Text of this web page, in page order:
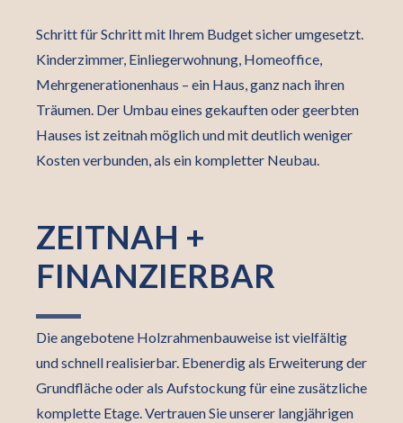
Schritt für Schritt mit Ihrem Budget sicher umgesetzt.
Kinderzimmer, Einliegerwohnung, Homeoffice,
Mehrgenerationenhaus – ein Haus, ganz nach ihren
Träumen. Der Umbau eines gekauften oder geerbten
Hauses ist zeitnah möglich und mit deutlich weniger
Kosten verbunden, als ein kompletter Neubau.
ZEITNAH +
FINANZIERBAR
Die angebotene Holzrahmenbauweise ist vielfältig
und schnell realisierbar. Ebenerdig als Erweiterung der
Grundfläche oder als Aufstockung für eine zusätzliche
komplette Etage. Vertrauen Sie unserer langjährigen